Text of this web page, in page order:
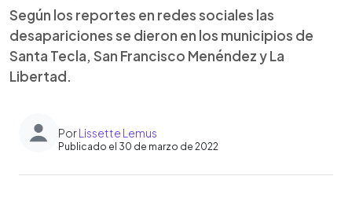
Según los reportes en redes sociales las
desapariciones se dieron en los municipios de
Santa Tecla, San Francisco Menéndez y La
Libertad.
PorLissette Lemus
Publicado el 30 de marzo de 2022